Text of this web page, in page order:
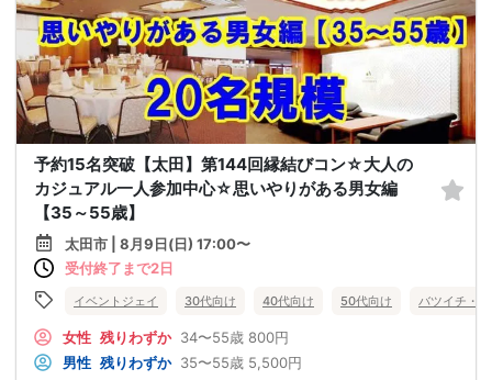
予約15名突破【太田】第144回縁結びコン☆大人の
カジュアル一人参加中心☆思いやりがある男女編
【35～55歳】
太田市 | 8月9日(日) 17:00〜
受付終了まで2日
イベントジェイ 30代向け 40代向け 50代向け バツイチ・
女性 残りわずか 34〜55歳 800円
男性 残りわずか 35〜55歳 5,500円